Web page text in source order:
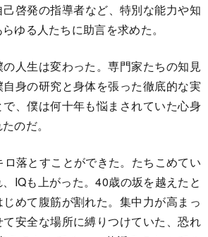
己啓発の指導者など、特別な能力や知
ゆる人たちに助言を求めた。
人生は変わった。専門家たちの知見
身の研究と身体を張った徹底的な実
、僕は何十年も悩まされていた心身
のだ。
落とすことができた。たちこめてい
IQも上がった。40歳の坂を越えたと
めて腹筋が割れた。集中力が高まっ
安全な場所に縛りつけていた、恐れ